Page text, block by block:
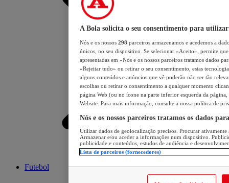
Futebol
A Bola solicita o seu consentimento para utilizar
Nós e os nossos 298 parceiros armazenamos e acedemos a
únicos, no seu dispositivo. Se selecionar «Aceito», permite
apresentadas em «Nós e os nossos parceiros tratamos dados
«Rejeitar tudo» ou retirar o seu consentimento, estas
alguns conteúdos e anúncios que vê poderão não ser tão
escolhas ou retirar o consentimento a qualquer momento
página Web (ou no ícone na parte inferior esquerda da página,
Website. Para mais informação, consulte a nossa política de
Nós e os nossos parceiros tratamos os dados
Utilizar dados de geolocalização precisos. Procurar
Armazenar e/ou aceder a informações num dispositivo.
publicidade e conteúdos, estudos de audiência e
Lista de parceiros (fornecedores)